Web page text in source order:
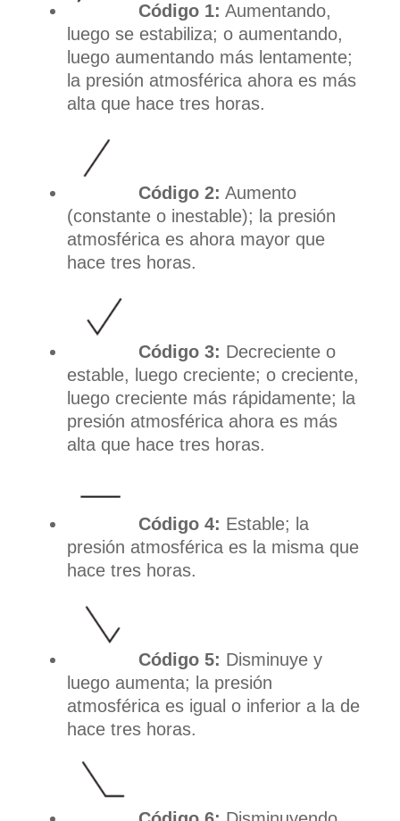
Código 1: Aumentando,
luego se estabiliza; o aumentando,
luego aumentando más lentamente;
la presión atmosférica ahora es más
alta que hace tres horas.
Código 2: Aumento
(constante o inestable); la presión
atmosférica es ahora mayor que
hace tres horas.
Código 3: Decreciente o
estable, luego creciente; o creciente,
luego creciente más rápidamente; la
presión atmosférica ahora es más
alta que hace tres horas.
Código 4: Estable; la
presión atmosférica es la misma que
hace tres horas.
Código 5: Disminuye y
luego aumenta; la presión
atmosférica es igual o inferior a la de
hace tres horas.